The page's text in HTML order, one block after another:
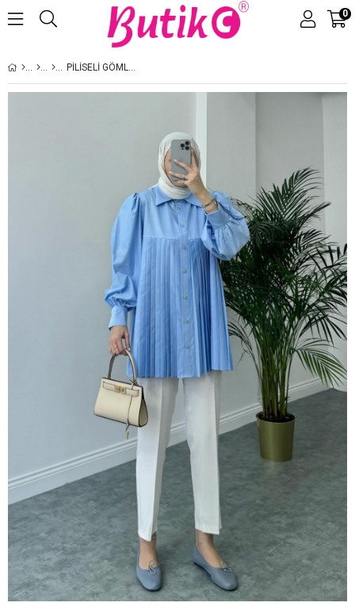
Üye Girişi
0
PİLİSELİ GÖMLEK BEBE MAVİ